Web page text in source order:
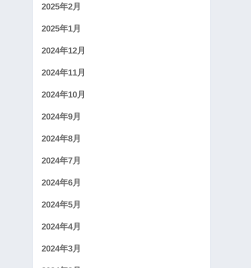
2025年2月
2025年1月
2024年12月
2024年11月
2024年10月
2024年9月
2024年8月
2024年7月
2024年6月
2024年5月
2024年4月
2024年3月